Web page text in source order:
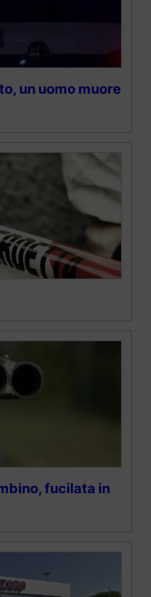
un uomo muore
fucilata in